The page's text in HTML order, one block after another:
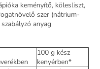
keményítő, kölesliszt,
szer (nátrium-
anyag
100 g kész
kenyérben*